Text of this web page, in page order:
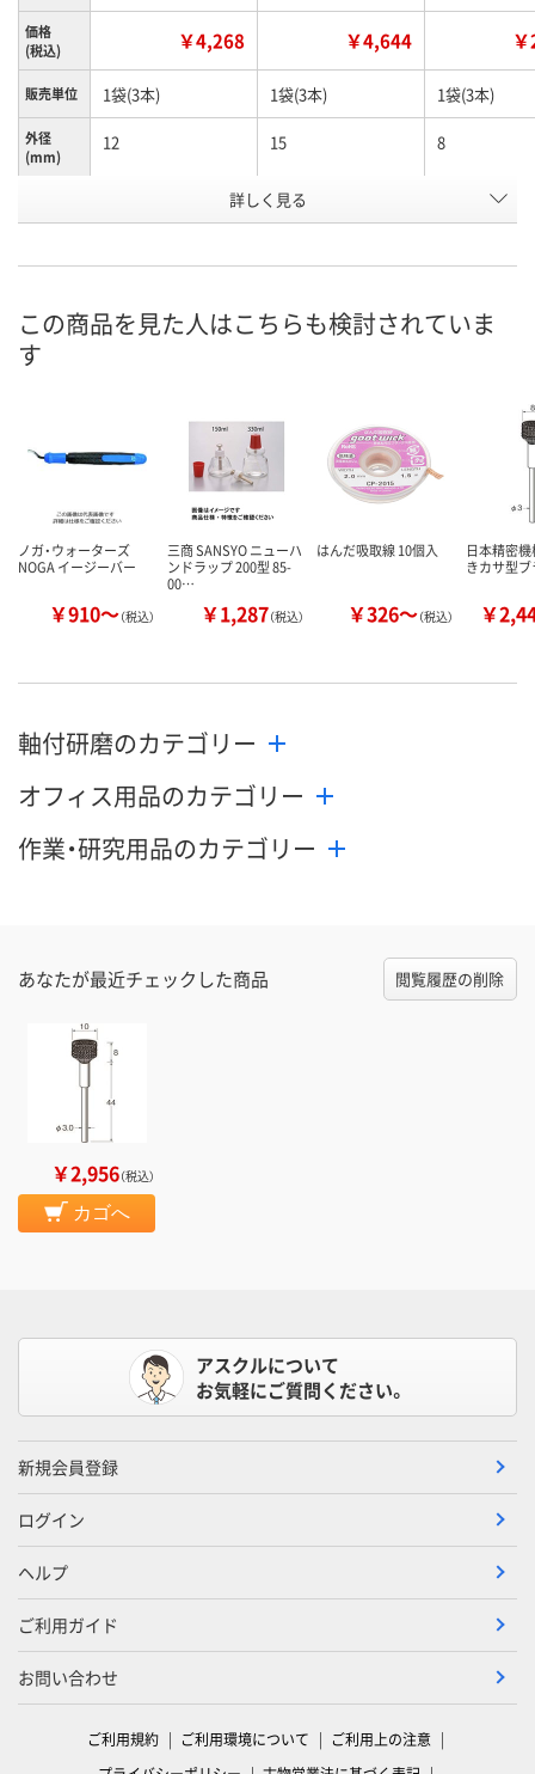
価格
(税込)
￥4,268 ￥4,644
販売単位 1袋(3本) 1袋(3本) 1袋(3本)
外径
(mm)
12 15 8
AK51663 AK89233
カゴへ カ
詳しく見る
この商品を見た人はこちらも検討されていま
す
ノガ・ウォーターズ
NOGA イージーバー
￥910～（税込）
三商 SANSYO ニューハ
ンドラップ 200型 85-
00…
￥1,287（税込）
はんだ吸取線 10個入
￥326～（税込）
日本精密
きカサ型
￥
軸付研磨のカテゴリー
オフィス用品のカテゴリー
作業・研究用品のカテゴリー
あなたが最近チェックした商品 閲覧履歴の削除
￥2,956（税込）
カゴへ
アスクルについて
お気軽にご質問ください。
新規会員登録
ログイン
ヘルプ
ご利用ガイド
お問い合わせ
ご利用規約 ご利用環境について
ご利用上の注意